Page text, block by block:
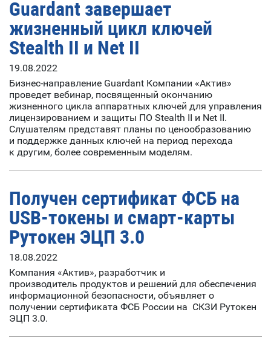
Guardant завершает
жизненный цикл ключей
Stealth II и Net II
19.08.2022
Бизнес-направление Guardant Компании «Актив»
проведет вебинар, посвященный окончанию
жизненного цикла аппаратных ключей для управления
лицензированием и защиты ПО Stealth II и Net II.
Слушателям представят планы по ценообразованию
и поддержке данных ключей на период перехода
к другим, более современным моделям.
Получен сертификат ФСБ на
USB-токены и смарт-карты
Рутокен ЭЦП 3.0
18.08.2022
Компания «Актив», разработчик и
производитель продуктов и решений для обеспечения
информационной безопасности, объявляет о
получении сертификата ФСБ России на СКЗИ Рутокен
ЭЦП 3.0.